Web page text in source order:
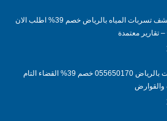
افضل شركة كشف تسربات المياه بالرياض خصم 39% اطلب الان
مكافحة حشرات بالرياض 055650170 خصم 39% القضاء التام